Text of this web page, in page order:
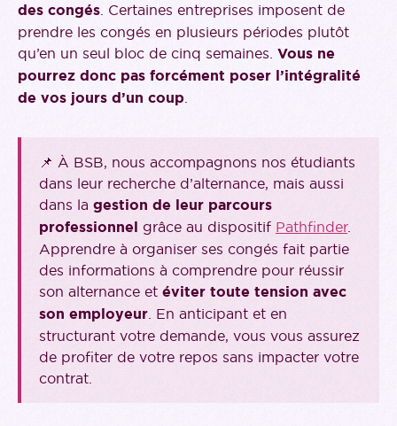
des congés. Certaines entreprises imposent de
prendre les congés en plusieurs périodes plutôt
qu’en un seul bloc de cinq semaines. Vous ne
pourrez donc pas forcément poser l’intégralité
de vos jours d’un coup.
📌 À BSB, nous accompagnons nos étudiants
dans leur recherche d’alternance, mais aussi
dans la gestion de leur parcours
professionnel grâce au dispositif Pathfinder.
Apprendre à organiser ses congés fait partie
des informations à comprendre pour réussir
son alternance et éviter toute tension avec
son employeur. En anticipant et en
structurant votre demande, vous vous assurez
de profiter de votre repos sans impacter votre
contrat.